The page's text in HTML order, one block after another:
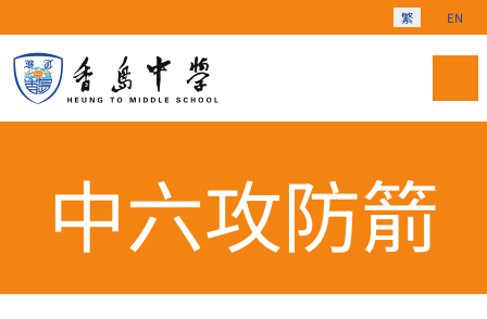
選擇你的語言
繁 EN
中六攻防箭